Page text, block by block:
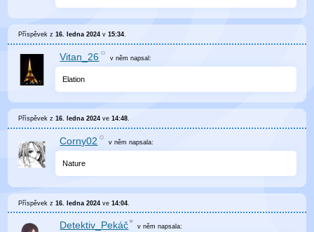
Příspěvek z16. ledna 2024 v15:34.
Vitan_26 v němnapsal:
Elation
Příspěvek z16. ledna 2024 ve14:48.
Corny02 v němnapsala:
Nature
Příspěvek z16. ledna 2024 ve14:04
Detektiv_Pekáč v něm napsala: